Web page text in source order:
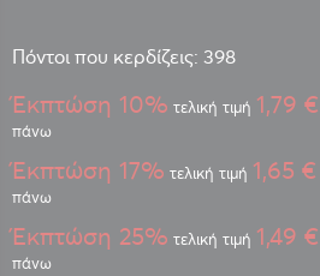
Πόντοι που κερδίζεις: 398
Έκπτώση 10% τελική τιμή 1,79 €
πάνω
Έκπτώση 17% τελική τιμή 1,65 €
πάνω
Έκπτώση 25% τελική τιμή 1,49 €
πάνω